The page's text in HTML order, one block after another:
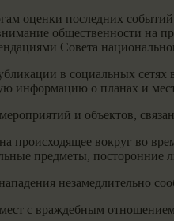
оценки последних
общественности на
Совета
в социальных
информацию о планах и
и объектов,
происходящее вокруг во
предметы, посторонние
незамедлительно
с враждебным